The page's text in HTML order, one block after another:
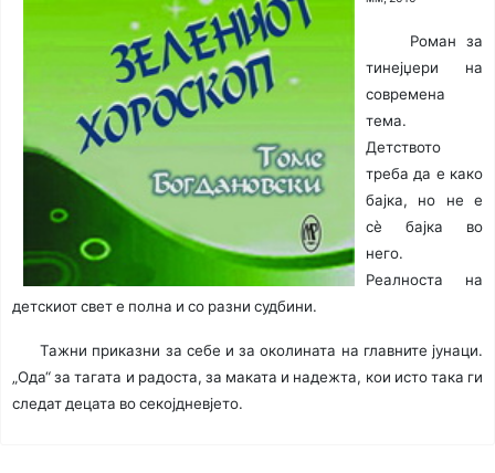
Роман за
тинејџери на
современа
тема.
Детството
треба да е како
бајка, но не е
сè бајка во
него.
Реалноста на
детскиот свет е полна и со разни судбини.
Тажни приказни за себе и за околината на главните јунаци.
„Ода“ за тагата и радоста, за маката и надежта, кои исто така ги
следат децата во секојдневјето.